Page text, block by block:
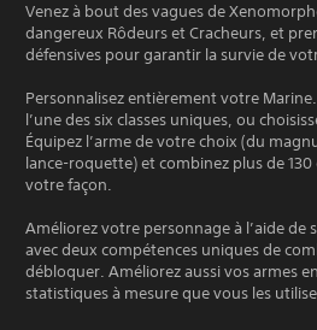
Venez à bout des vagues de
dangereux Rôdeurs et Cracheurs, et
défensives pour garantir la survie de
Personnalisez entièrement votre
l’une des six classes uniques, ou
Équipez l’arme de votre choix (du
lance-roquette) et combinez plus de
votre façon.
Améliorez votre personnage à l’aide de
avec deux compétences uniques de
débloquer. Améliorez aussi vos armes
statistiques à mesure que vous les